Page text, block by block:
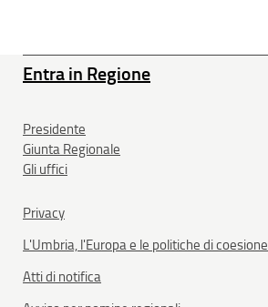
Entra in Regione
Presidente
Giunta Regionale
Gli uffici
Privacy
L'Umbria, l'Europa e le politiche di coesione
Atti di notifica